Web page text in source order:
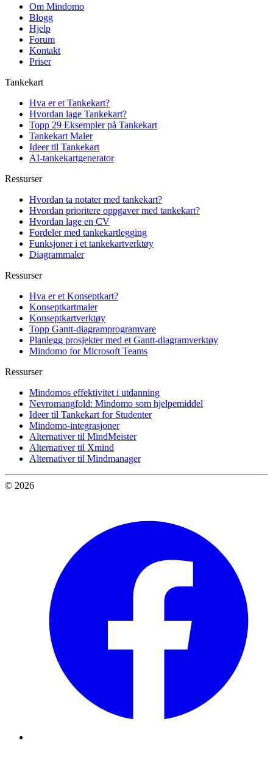
Om Mindomo
Blogg
Hjelp
Forum
Kontakt
Priser
Tankekart
Hva er et Tankekart?
Hvordan lage Tankekart?
Topp 29 Eksempler på Tankekart
Tankekart Maler
Ideer til Tankekart
AI-tankekartgenerator
Ressurser
Hvordan ta notater med tankekart?
Hvordan prioritere oppgaver med tankekart?
Hvordan lage en CV
Fordeler med tankekartlegging
Funksjoner i et tankekartverktøy
Diagrammaler
Ressurser
Hva er et Konseptkart?
Konseptkartmaler
Konseptkartverktøy
Topp Gantt-diagramprogramvare
Planlegg prosjekter med et Gantt-diagramverktøy
Mindomo for Microsoft Teams
Ressurser
Mindomos effektivitet i utdanning
Nevromangfold: Mindomo som hjelpemiddel
Ideer til Tankekart for Studenter
Mindomo-integrasjoner
Alternativer til MindMeister
Alternativer til Xmind
Alternativer til Mindmanager
© 2026